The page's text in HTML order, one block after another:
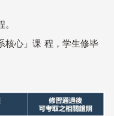
核心」课 程，学生修毕